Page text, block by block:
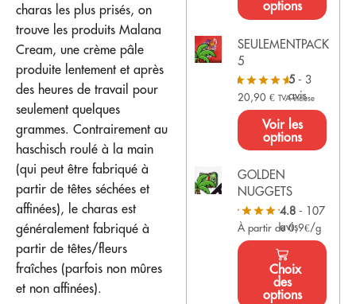
charas les plus prisés, on
trouve les produits Malana
Cream, une crème pâle
produite lentement et après
des heures de travail pour
seulement quelques
grammes. Contrairement au
haschisch roulé à la main
(qui peut être fabriqué à
partir de têtes séchées et
affinées), le charas est
généralement fabriqué à
partir de têtes/fleurs
fraîches (parfois non mûres
et non affinées).
options
SEULEMENTPACK
5
5 - 3
avis
20,90€ TVA incluse
Voir les
options
GOLDEN
NUGGETS
4.8 - 107
avis
À partir de 0,9€/g
Choix
des
options